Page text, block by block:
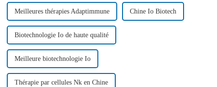
Meilleures thérapies Adaptimmune Chine Io Biotech
Biotechnologie Io de haute qualité
Meilleure biotechnologie Io
Thérapie par cellules Nk en Chine